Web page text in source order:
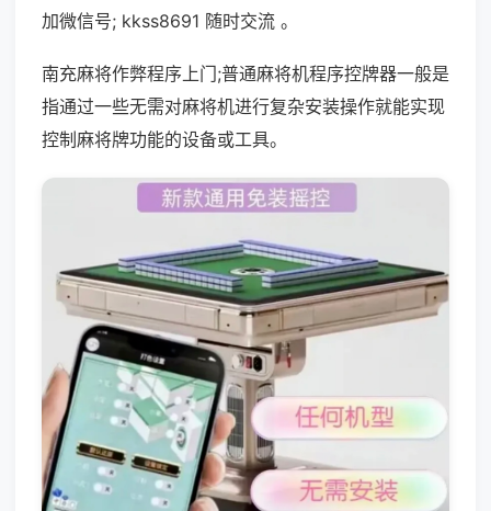
加微信号; kkss8691 随时交流 。
南充麻将作弊程序上门;普通麻将机程序控牌器一般是
指通过一些无需对麻将机进行复杂安装操作就能实现
控制麻将牌功能的设备或工具。